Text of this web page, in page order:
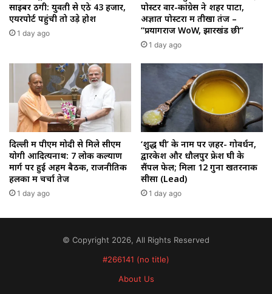
साइबर ठगी: युवती से ऐंठे ₹43 हजार,
एयरपोर्ट पहुंची तो उड़े होश
1 day ago
पोस्टर वार-कांग्रेस ने शहर पाटा,
अज्ञात पोस्टरों में तीखा तंज –
“प्रयागराज WoW, झारखंड छी”
1 day ago
दिल्ली में पीएम मोदी से मिले सीएम
योगी आदित्यनाथ: 7 लोक कल्याण
मार्ग पर हुई अहम बैठक, राजनीतिक
हलकों में चर्चा तेज
1 day ago
‘शुद्ध घी’ के नाम पर ज़हर- गोवर्धन,
द्वारकेश और धौलपुर फ्रेश घी के
सैंपल फेल; मिला 12 गुना खतरनाक
सीसा (Lead)
1 day ago
© Copyright 2026, All Rights Reserved
#266141 (no title)
About Us